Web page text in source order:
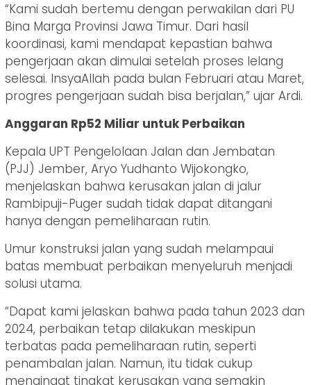
“Kami sudah bertemu dengan perwakilan dari PU
Bina Marga Provinsi Jawa Timur. Dari hasil
koordinasi, kami mendapat kepastian bahwa
pengerjaan akan dimulai setelah proses lelang
selesai. InsyaAllah pada bulan Februari atau Maret,
progres pengerjaan sudah bisa berjalan,” ujar Ardi.
Anggaran Rp52 Miliar untuk Perbaikan
Kepala UPT Pengelolaan Jalan dan Jembatan
(PJJ) Jember, Aryo Yudhanto Wijokongko,
menjelaskan bahwa kerusakan jalan di jalur
Rambipuji-Puger sudah tidak dapat ditangani
hanya dengan pemeliharaan rutin.
Umur konstruksi jalan yang sudah melampaui
batas membuat perbaikan menyeluruh menjadi
solusi utama.
“Dapat kami jelaskan bahwa pada tahun 2023 dan
2024, perbaikan tetap dilakukan meskipun
terbatas pada pemeliharaan rutin, seperti
penambalan jalan. Namun, itu tidak cukup
mengingat tingkat kerusakan yang semakin